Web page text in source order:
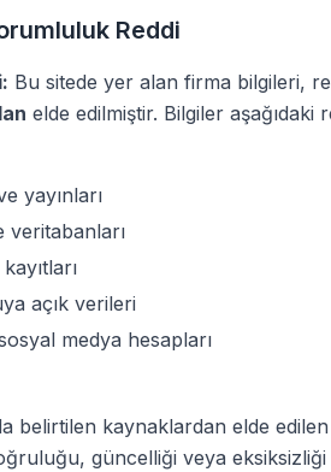
Reddi
Bu sitede yer alan firma bilgileri,
elde edilmiştir. Bilgiler
yayınları
veritabanları
açık verileri
medya hesapları
belirtilen kaynaklardan elde
güncelliği veya